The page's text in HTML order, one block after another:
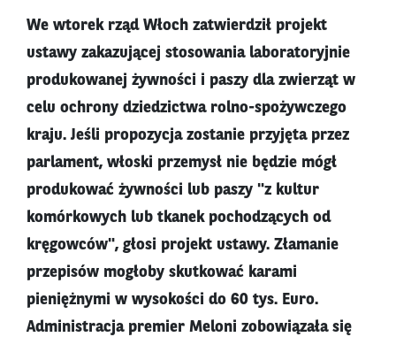
We wtorek rząd Włoch zatwierdził projekt
ustawy zakazującej stosowania laboratoryjnie
produkowanej żywności i paszy dla zwierząt w
celu ochrony dziedzictwa rolno-spożywczego
kraju. Jeśli propozycja zostanie przyjęta przez
parlament, włoski przemysł nie będzie mógł
produkować żywności lub paszy "z kultur
komórkowych lub tkanek pochodzących od
kręgowców", głosi projekt ustawy. Złamanie
przepisów mogłoby skutkować karami
pieniężnymi w wysokości do 60 tys. Euro.
Administracja premier Meloni zobowiązała się